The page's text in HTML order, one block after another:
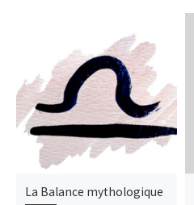
La Balance mythologique